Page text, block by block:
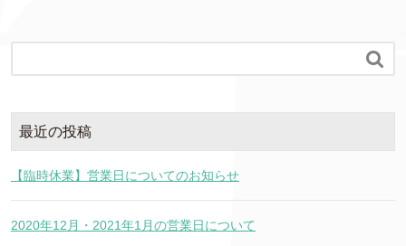

最近の投稿
【臨時休業】営業日についてのお知らせ
2020年12月・2021年1月の営業日について